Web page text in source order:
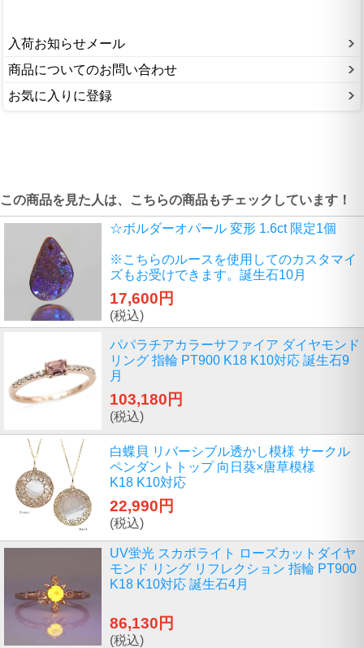
入荷お知らせメール
商品についてのお問い合わせ
お気に入りに登録
この商品を見た人は、こちらの商品もチェックしています！
☆ボルダーオパール 変形 1.6ct 限定1個
※こちらのルースを使用してのカスタマイ
ズもお受けできます。誕生石10月
17,600円
(税込)
パパラチアカラーサファイア ダイヤモンド
リング 指輪 PT900 K18 K10対応 誕生石9
月
103,180円
(税込)
白蝶貝 リバーシブル透かし模様 サークル
ペンダントトップ 向日葵×唐草模様
K18 K10対応
22,990円
(税込)
UV蛍光 スカポライト ローズカットダイヤ
モンド リング リフレクション 指輪 PT900
K18 K10対応 誕生石4月
86,130円
(税込)